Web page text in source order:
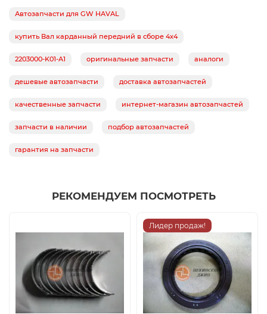
Автозапчасти для GW HAVAL
купить Вал карданный передний в сборе 4х4
2203000-K01-A1 оригинальные запчасти аналоги
дешевые автозапчасти доставка автозапчастей
качественные запчасти интернет-магазин автозапчастей
запчасти в наличии подбор автозапчастей
гарантия на запчасти
РЕКОМЕНДУЕМ ПОСМОТРЕТЬ
Лидер продаж!